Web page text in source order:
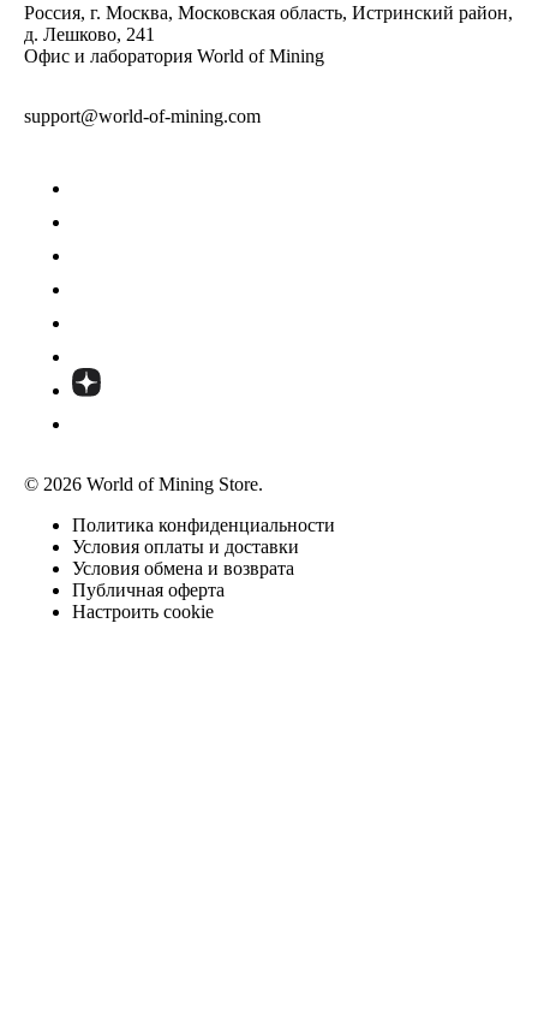
Россия, г. Москва, Московская область, Истринский район,
д. Лешково, 241
Офис и лаборатория World of Mining
support@world-of-mining.com
© 2026 World of Mining Store.
Политика конфиденциальности
Условия оплаты и доставки
Условия обмена и возврата
Публичная оферта
Настроить cookie